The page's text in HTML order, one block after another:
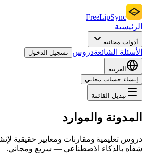
FreeLipSync
الرئيسية
أدوات مجانية
الأسئلة الشائعةدروس تسجيل الدخول
العربية
إنشاء حساب مجاني
تبديل القائمة
المدونة والموارد
دروس تعليمية ومقارنات ومعايير حقيقية
شفاه بالذكاء الاصطناعي — سريع ومجاني.